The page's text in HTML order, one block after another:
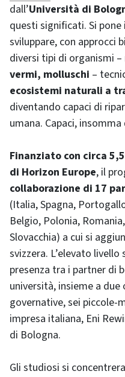
dall’Università di
questi significati. Si
sviluppare, con approcci
diversi tipi di organismi –
vermi, molluschi –
ecosistemi naturali a
diventando capaci di
umana. Capaci,
Finanziato con circa
di Horizon Europe, il
collaborazione di 17
(Italia, Spagna,
Belgio, Polonia,
Slovacchia) a cui si
svizzera. L’elevato
presenza tra i partner di
università, insieme a due
governative, sei piccole-
impresa italiana, Eni
di Bologna.
Gli studiosi si